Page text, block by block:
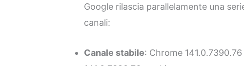
Google rilascia parallelamente una
canali:
Canale stabile: Chrome